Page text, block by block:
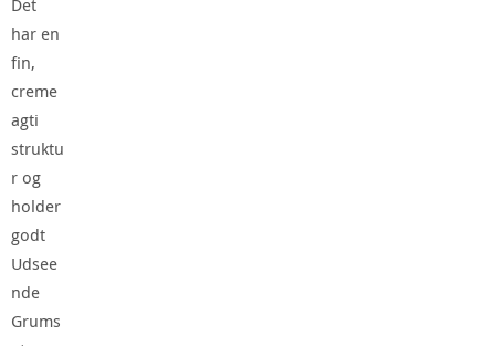
Det
har en
fin,
creme
agti
struktu
r og
holder
godt
Udsee
nde
Grums